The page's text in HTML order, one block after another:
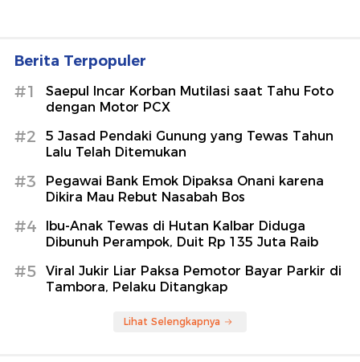
Berita Terpopuler
#1
Saepul Incar Korban Mutilasi saat Tahu Foto
dengan Motor PCX
#2
5 Jasad Pendaki Gunung yang Tewas Tahun
Lalu Telah Ditemukan
#3
Pegawai Bank Emok Dipaksa Onani karena
Dikira Mau Rebut Nasabah Bos
#4
Ibu-Anak Tewas di Hutan Kalbar Diduga
Dibunuh Perampok, Duit Rp 135 Juta Raib
#5
Viral Jukir Liar Paksa Pemotor Bayar Parkir di
Tambora, Pelaku Ditangkap
Lihat Selengkapnya